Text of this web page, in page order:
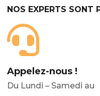
NOS EXPERTS SONT
Appelez-nous !
Du Lundi – Samedi au